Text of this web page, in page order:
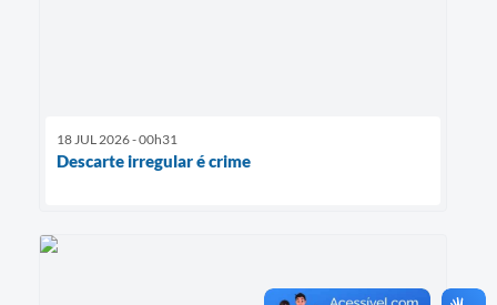
18 JUL 2026 - 00h31
Descarte irregular é crime